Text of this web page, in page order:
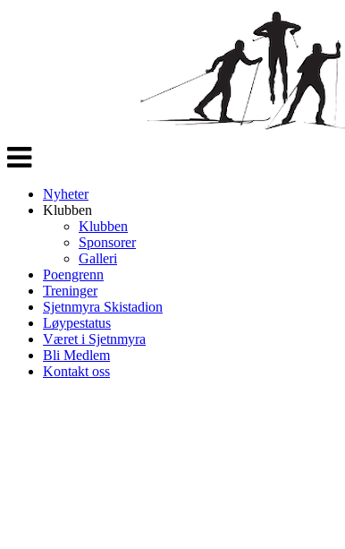
Veksle
navigasjon
Nyheter
Klubben
Klubben
Sponsorer
Galleri
Poengrenn
Treninger
Sjetnmyra Skistadion
Løypestatus
Været i Sjetnmyra
Bli Medlem
Kontakt oss